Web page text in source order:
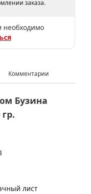
заказа.
необходимо
Комментарии
Бузина
лист